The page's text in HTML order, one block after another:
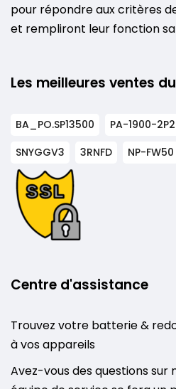
pour répondre aux critères
et rempliront leur fonction
Les meilleures ventes
BA_PO.SP13500 PA-1900-2P2
SNYGGV3
3RNFD NP-FW50
Centre d'assistance
Trouvez votre batterie &
à vos appareils
Avez-vous des questions sur